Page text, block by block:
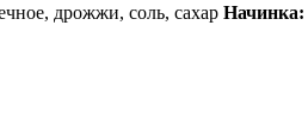
дрожжи, соль, сахар Начинка: